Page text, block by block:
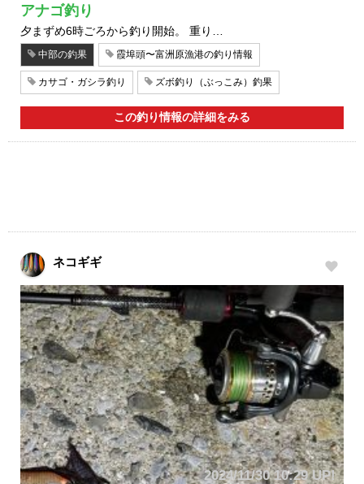
アナゴ釣り
夕まずめ6時ごろから釣り開始。 重り…
中部の釣果 霞埠頭〜富洲原漁港の釣り情報
カサゴ・ガシラ釣り ズボ釣り（ぶっこみ）釣果
この釣り情報の詳細をみる
ネコギギ
2024/11/30 10:29 UP!